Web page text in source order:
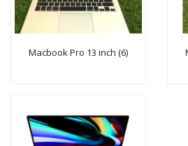
Macbook Pro 13 inch (6)